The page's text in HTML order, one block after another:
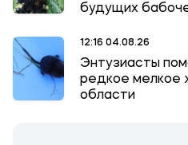
будущих
12:16 04.08.26
Энтузиасты
редкое мелкое
области